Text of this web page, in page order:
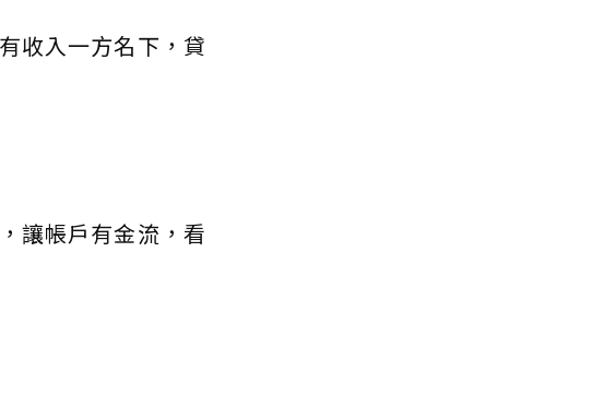
收入一方名下，貸
讓帳戶有金流，看